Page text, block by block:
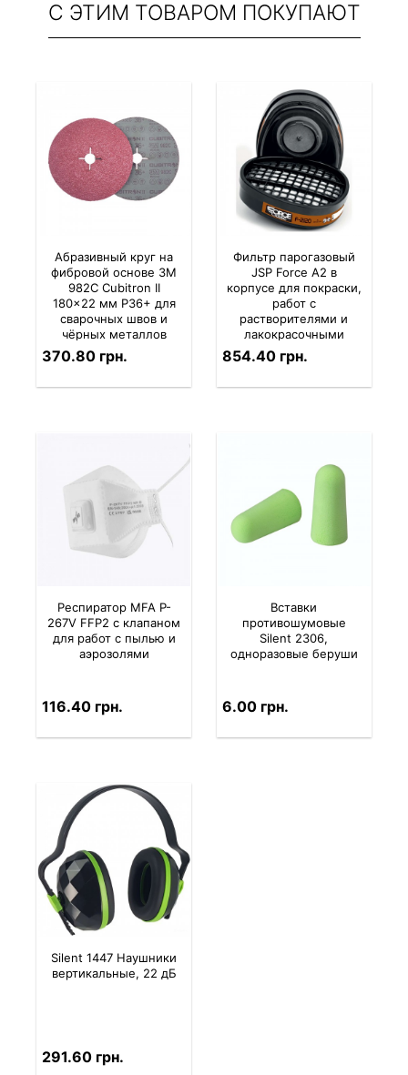
С ЭТИМ ТОВАРОМ ПОКУПАЮТ
Абразивный круг на
фибровой основе 3M
982C Cubitron II
180×22 мм P36+ для
сварочных швов и
чёрных металлов
370.80 грн.
Фильтр парогазовый
JSP Force A2 в
корпусе для покраски,
работ с
растворителями и
лакокрасочными
материалами (2 шт. в
комплекте)
854.40 грн.
Респиратор MFA P-
267V FFP2 с клапаном
для работ с пылью и
аэрозолями
116.40 грн.
Вставки
противошумовые
Silent 2306,
одноразовые беруши
6.00 грн.
Silent 1447 Наушники
вертикальные, 22 дБ
291.60 грн.